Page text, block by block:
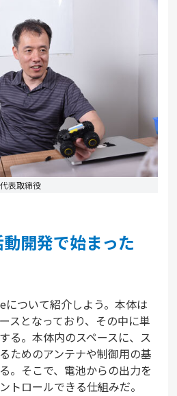
表取締役
開発で始まった
ついて紹介しよう。本体は
スとなっており、その中に単
る。本体内のスペースに、ス
ためのアンテナや制御用の基
。そこで、電池からの出力を
トロールできる仕組みだ。